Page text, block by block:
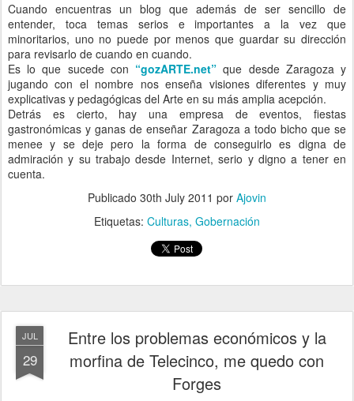
Cuando encuentras un blog que además de ser sencillo de
entender, toca temas serios e importantes a la vez que
minoritarios, uno no puede por menos que guardar su dirección
para revisarlo de cuando en cuando.
Es lo que sucede con “gozARTE.net” que desde Zaragoza y
jugando con el nombre nos enseña visiones diferentes y muy
explicativas y pedagógicas del Arte en su más amplia acepción.
Detrás es cierto, hay una empresa de eventos, fiestas
gastronómicas y ganas de enseñar Zaragoza a todo bicho que se
menee y se deje pero la forma de conseguirlo es digna de
admiración y su trabajo desde Internet, serio y digno a tener en
cuenta.
Publicado 30th July 2011 por Ajovin
Etiquetas: Culturas Gobernación
JUL
29
Entre los problemas económicos y la
morfina de Telecinco, me quedo con
Forges